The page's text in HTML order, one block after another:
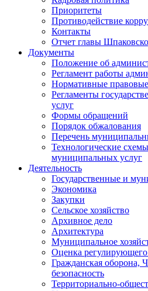
Приоритеты
Противодействие
Контакты
Отчет главы
Документы
Положение об
Регламент работы
Нормативные
Регламенты
услуг
Формы обращений
Порядок обжалования
Перечень
Технологические
муниципальных услуг
Деятельность
Государственные и
Экономика
Закупки
Сельское хозяйство
Архивное дело
Архитектура
Муниципальное
Оценка регулирующего
Гражданская оборона,
безопасность
Территориально-